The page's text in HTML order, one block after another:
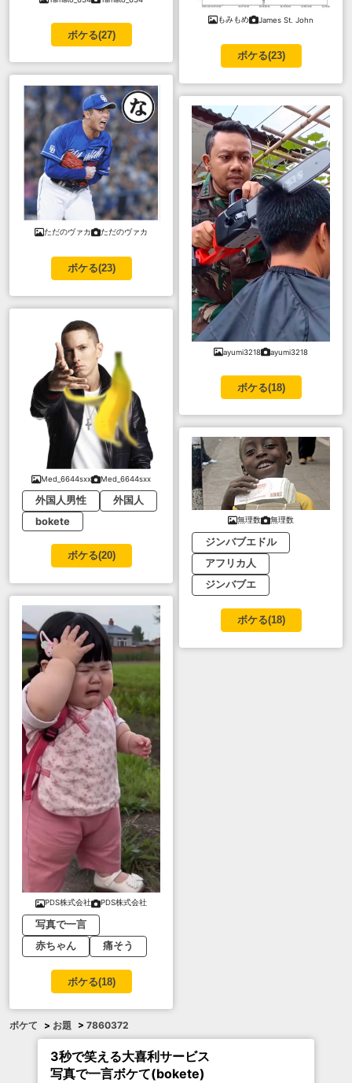
ボケる(27)
ただのヴァカ ただのヴァカ
ボケる(23)
Med_6644sxx Med_6644sxx
外国人男性
外国人
bokete
ボケる(20)
PDS株式会社 PDS株式会社
写真で一言
赤ちゃん
痛そう
ボケる(18)
もみもめ James St. John
ボケる(23)
ayumi3218 ayumi3218
ボケる(18)
無理数 無理数
ジンバブエドル
アフリカ人
ジンバブエ
ボケる(18)
ボケて > お題 > 7860372
3秒で笑える大喜利サービス
写真で一言ボケて(bokete)